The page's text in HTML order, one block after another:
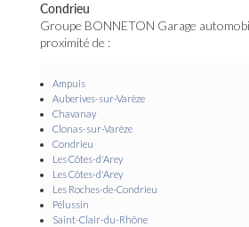
Condrieu
Groupe BONNETON Garage
proximité de :
Ampuis
Auberives-sur-Varèze
Chavanay
Clonas-sur-Varèze
Condrieu
Les Côtes-d'Arey
Les Côtes-d'Arey
Les Roches-de-Condrieu
Pélussin
Saint-Clair-du-Rhône